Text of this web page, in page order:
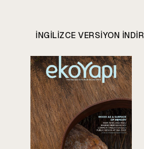
INGILIZCE VERSIYON INDIR